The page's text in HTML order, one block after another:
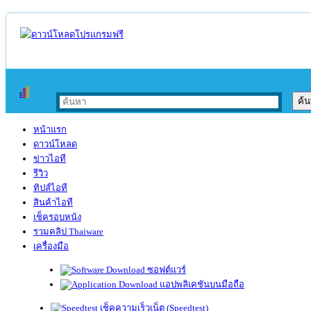
หน้าแรก
ดาวน์โหลด
ข่าวไอที
รีวิว
ทิปส์ไอที
สินค้าไอที
เช็ครอบหนัง
รวมคลิป Thaiware
เครื่องมือ
ซอฟต์แวร์
แอปพลิเคชันบนมือถือ
เช็คความเร็วเน็ต (Speedtest)